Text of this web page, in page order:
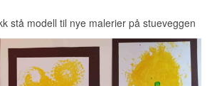
stå modell til nye malerier på stueveggen